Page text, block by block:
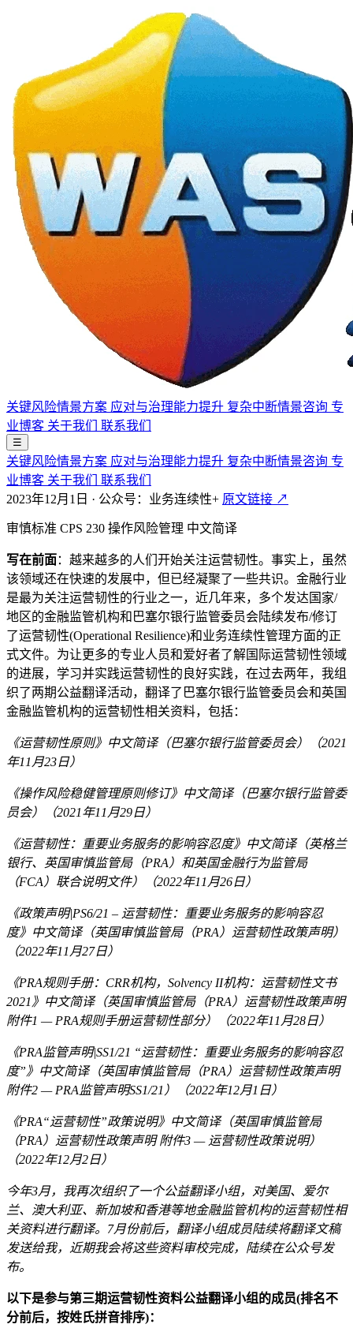
关键风险情景方案 应对与治理能力提升 复杂中断情景咨询 专
业博客 关于我们 联系我们
☰
关键风险情景方案 应对与治理能力提升 复杂中断情景咨询 专
业博客 关于我们 联系我们
2023年12月1日 · 公众号：业务连续性+ 原文链接 ↗
审慎标准 CPS 230 操作风险管理 中文简译
写在前面：越来越多的人们开始关注运营韧性。事实上，虽然
该领域还在快速的发展中，但已经凝聚了一些共识。金融行业
是最为关注运营韧性的行业之一，近几年来，多个发达国家/
地区的金融监管机构和巴塞尔银行监管委员会陆续发布/修订
了运营韧性(Operational Resilience)和业务连续性管理方面的正
式文件。为让更多的专业人员和爱好者了解国际运营韧性领域
的进展，学习并实践运营韧性的良好实践，在过去两年，我组
织了两期公益翻译活动，翻译了巴塞尔银行监管委员会和英国
金融监管机构的运营韧性相关资料，包括：
《运营韧性原则》中文简译（巴塞尔银行监管委员会）（2021
年11月23日）
《操作风险稳健管理原则修订》中文简译（巴塞尔银行监管委
员会）（2021年11月29日）
《运营韧性：重要业务服务的影响容忍度》中文简译（英格兰
银行、英国审慎监管局（PRA）和英国金融行为监管局
（FCA）联合说明文件）（2022年11月26日）
《政策声明|PS6/21 – 运营韧性：重要业务服务的影响容忍
度》中文简译（英国审慎监管局（PRA）运营韧性政策声明）
（2022年11月27日）
《PRA规则手册：CRR机构，Solvency II机构：运营韧性文书
2021》中文简译（英国审慎监管局（PRA）运营韧性政策声明
附件1 — PRA规则手册运营韧性部分）（2022年11月28日）
《PRA监管声明|SS1/21 “运营韧性：重要业务服务的影响容忍
度”》中文简译（英国审慎监管局（PRA）运营韧性政策声明
附件2 — PRA监管声明SS1/21）（2022年12月1日）
《PRA“运营韧性”政策说明》中文简译（英国审慎监管局
（PRA）运营韧性政策声明 附件3 — 运营韧性政策说明）
（2022年12月2日）
今年3月，我再次组织了一个公益翻译小组，对美国、爱尔
兰、澳大利亚、新加坡和香港等地金融监管机构的运营韧性相
关资料进行翻译。7月份前后，翻译小组成员陆续将翻译文稿
发送给我，近期我会将这些资料审校完成，陆续在公众号发
布。
以下是参与第三期运营韧性资料公益翻译小组的成员(排名不
分前后，按姓氏拼音排序)：